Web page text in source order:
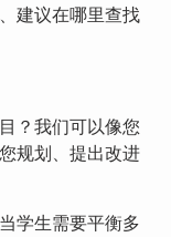
建议在哪里查找
？我们可以像您
规划、提出改进
学生需要平衡多